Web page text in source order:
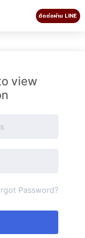
ติดต่อผ่าน LINE
view
Password?